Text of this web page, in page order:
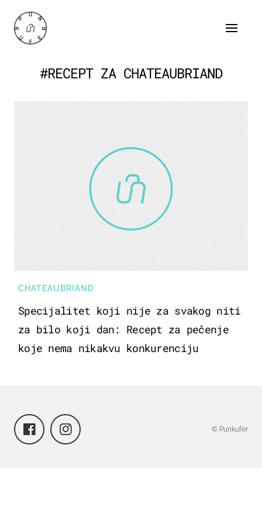
#RECEPT ZA CHATEAUBRIAND
CHATEAUBRIAND
Specijalitet koji nije za svakog niti
za bilo koji dan: Recept za pečenje
koje nema nikakvu konkurenciju
© Punkufer